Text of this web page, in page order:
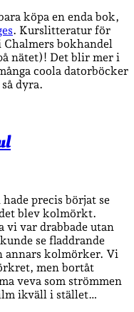
köpa en enda bok,
. Kurslitteratur för
bokhandel
nätet)! Det blir mer i
coola datorböcker
dyra.
precis börjat se
blev kolmörkt.
vi var drabbade utan
se fladdrande
annars kolmörker. Vi
men bortåt
veva som strömmen
ikväll i stället…